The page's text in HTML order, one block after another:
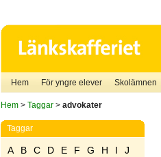
Hem För yngre elever Skolämnen
Hem> Taggar> advokater
Taggar
A B C D E F G H I
J